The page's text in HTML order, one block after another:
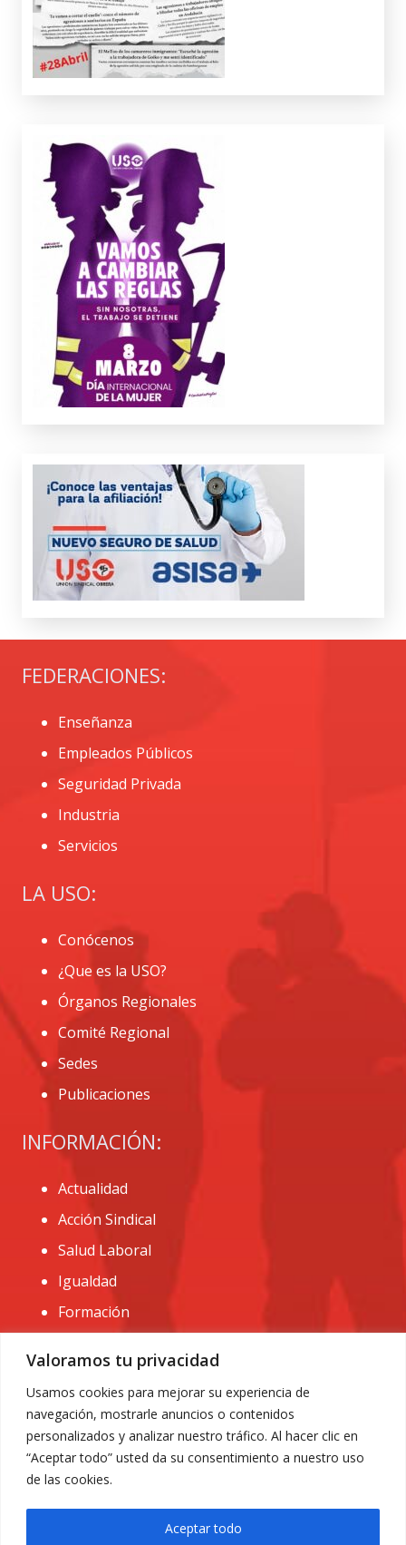
Valoramos tu privacidad
Usamos cookies para mejorar su experiencia de
navegación, mostrarle anuncios o contenidos
personalizados y analizar nuestro tráfico. Al hacer clic en
“Aceptar todo” usted da su consentimiento a nuestro uso
de las cookies.
Aceptar todo
FEDERACIONES:
Enseñanza
Empleados Públicos
Seguridad Privada
Industria
Servicios
LA USO:
Conócenos
¿Que es la USO?
Órganos Regionales
Comité Regional
Sedes
Publicaciones
INFORMACIÓN:
Actualidad
Acción Sindical
Salud Laboral
Igualdad
Formación
CONTACTO:
administracion@usomurcia.org
968 25 01 20
C/ Huerto de las bombas nº6. 30009 Murcia